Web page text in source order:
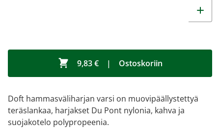
9,83 € | Ostoskoriin
Doft hammasväliharjan varsi on muovipäällystettyä
teräslankaa, harjakset Du Pont nylonia, kahva ja
suojakotelo polypropeenia.